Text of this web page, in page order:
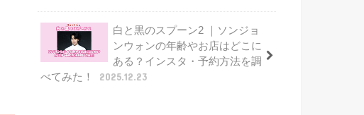
白と黒のスプーン2 ｜ソンジョ
ンウォンの年齢やお店はどこに
ある？インスタ・予約方法を調
べてみた！
2025.12.23